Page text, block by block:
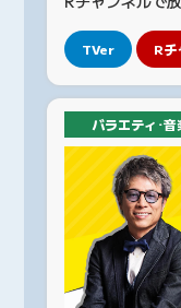
TVer Rチ
バラエティ･音